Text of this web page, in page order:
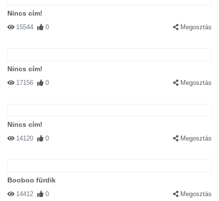
Nincs cím!
15544 0 Megosztás
Nincs cím!
17156 0 Megosztás
Nincs cím!
14120 0 Megosztás
Booboo fürdik
14412 0 Megosztás